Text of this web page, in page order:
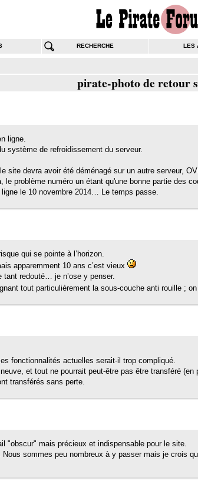
RECHERCHE LES
pirate-photo de retour
ligne.
système de refroidissement du serveur.
site devra avoir été déménagé sur un autre serveur,
problème numéro un étant qu'une bonne partie
le 10 novembre 2014… Le temps passe.
qui se pointe à l’horizon.
apparemment 10 ans c’est vieux
tant redouté… je n’ose y penser.
tout particulièrement la sous-couche anti rouille ;
fonctionnalités actuelles serait-il trop compliqué.
et tout ne pourrait peut-être pas être transféré
transférés sans perte.
"obscur" mais précieux et indispensable pour le site.
sommes peu nombreux à y passer mais je crois